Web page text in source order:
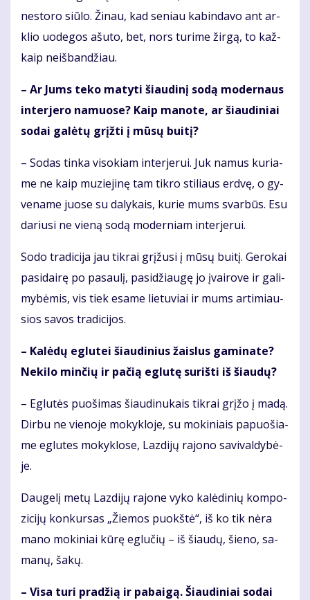
ne­sto­ro siū­lo. Ži­nau, kad se­niau ka­bin­da­vo ant ar­
klio uo­de­gos ašu­to, bet, nors tu­ri­me žir­gą, to kaž­
kaip ne­iš­ban­džiau.
– Ar Jums te­ko ma­ty­ti šiau­di­nį so­dą mo­der­naus
in­ter­je­ro na­muo­se? Kaip ma­no­te, ar šiau­di­niai
so­dai ga­lė­tų grįž­ti į mū­sų bui­tį?
– So­das tin­ka vi­so­kiam in­ter­je­rui. Juk na­mus ku­ria­
me ne kaip mu­zie­ji­nę tam tik­ro sti­liaus erd­vę, o gy­
ve­na­me juo­se su da­ly­kais, ku­rie mums svar­būs. Esu
da­riu­si ne vie­ną so­dą mo­der­niam in­ter­je­rui.
So­do tra­di­ci­ja jau tik­rai grį­žu­si į mū­sų bui­tį. Ge­ro­kai
pa­si­dai­rę po pa­sau­lį, pa­si­džiau­gę jo įvai­ro­ve ir ga­li­
my­bė­mis, vis tiek esa­me lie­tu­viai ir mums ar­ti­miau­
sios sa­vos tra­di­ci­jos.
– Ka­lė­dų eg­lu­tei šiau­di­nius žais­lus ga­mi­na­te?
Ne­ki­lo min­čių ir pa­čią eg­lu­tę su­riš­ti iš šiau­dų?
– Eg­lu­tės puo­ši­mas šiau­di­nu­kais tik­rai grį­žo į ma­dą.
Dir­bu ne vie­no­je mo­kyk­lo­je, su mo­ki­niais pa­puo­šia­
me eg­lu­tes mo­kyk­lo­se, Laz­di­jų ra­jo­no sa­vi­val­dy­bė­
je.
Dau­ge­lį me­tų Laz­di­jų ra­jo­ne vy­ko ka­lė­di­nių kom­po­
zi­ci­jų kon­kur­sas „Žie­mos puokš­tė“, iš ko tik nė­ra
ma­no mo­ki­niai kū­rę eg­lu­čių – iš šiau­dų, šie­no, sa­
ma­nų, ša­kų.
– Vi­sa tu­ri pra­džią ir pa­bai­gą. Šiau­di­niai so­dai